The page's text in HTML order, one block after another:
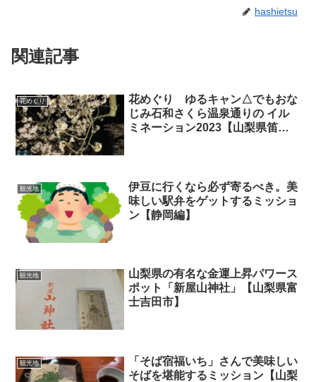
hashietsu
関連記事
花めぐり
花めぐり ゆるキャン△でもおな
じみ石和さくら温泉通りの イル
ミネーション2023【山梨県笛吹
観光地
伊豆に行くなら必ず寄るべき。美
味しい駅弁をゲットするミッショ
ン【静岡編】
観光地
山梨県の有名な金運上昇パワース
ポット「新屋山神社」【山梨県富
士吉田市】
観光地
「そば宿福いち」さんで美味しい
そばを堪能するミッション【山梨